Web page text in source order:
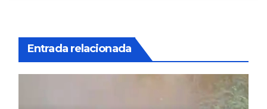
Entrada relacionada